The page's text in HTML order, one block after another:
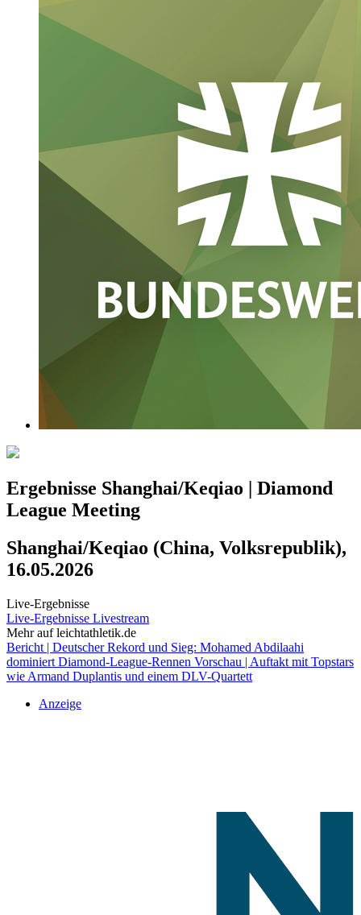
Ergebnisse Shanghai/Keqiao | Diamond
League Meeting
Shanghai/Keqiao (China, Volksrepublik),
16.05.2026
Live-Ergebnisse
Live-Ergebnisse Livestream
Mehr auf leichtathletik.de
Bericht | Deutscher Rekord und Sieg: Mohamed Abdilaahi
dominiert Diamond-League-Rennen Vorschau | Auftakt mit Topstars
wie Armand Duplantis und einem DLV-Quartett
Anzeige